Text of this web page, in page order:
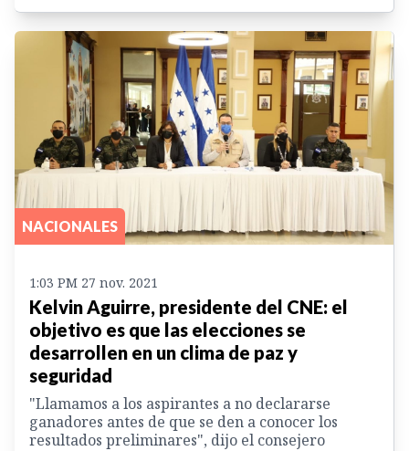
NACIONALES
1:03 PM 27 nov. 2021
Kelvin Aguirre, presidente del CNE: el
objetivo es que las elecciones se
desarrollen en un clima de paz y
seguridad
"Llamamos a los aspirantes a no declararse
ganadores antes de que se den a conocer los
resultados preliminares", dijo el consejero